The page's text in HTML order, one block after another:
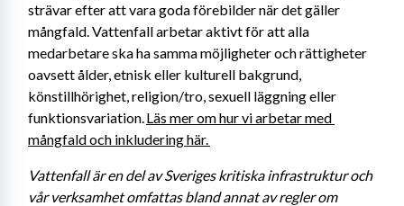
strävar efter att vara goda förebilder när det gäller
mångfald. Vattenfall arbetar aktivt för att alla
medarbetare ska ha samma möjligheter och rättigheter
oavsett ålder, etnisk eller kulturell bakgrund,
könstillhörighet, religion/tro, sexuell läggning eller
funktionsvariation. Läs mer om hur vi arbetar med
mångfald och inkludering här.
Vattenfall är en del av Sveriges kritiska infrastruktur och
vår verksamhet omfattas bland annat av regler om